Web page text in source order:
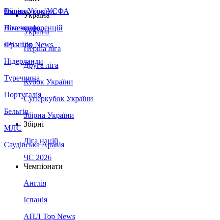
Збірна України
Італія
Німеччина
Франція
Нідерланди
Туреччина
Португалія
Бельгія
МЛС
Саудівська Аравія
Суперкубок УЄФА
Ліга конференцій
ЛЧ - Top News
Україна
Україна
Перша ліга
Друга ліга
Кубок України
Суперкубок України
Збірна України
Збірні
Ліга націй
ЧС 2026
Чемпіонати
Англія
Іспанія
АПЛ Top News